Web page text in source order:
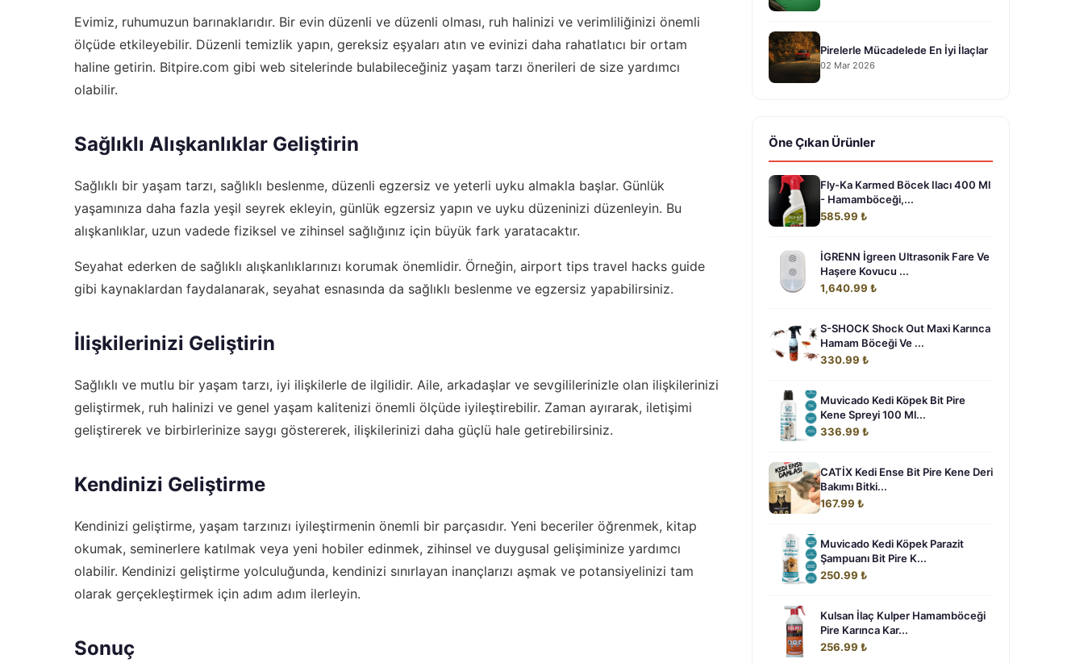
Evimiz, ruhumuzun barınaklarıdır. Bir evin düzenli ve düzenli olması, ruh halinizi ve verimliliğinizi önemli
ölçüde etkileyebilir. Düzenli temizlik yapın, gereksiz eşyaları atın ve evinizi daha rahatlatıcı bir ortam
haline getirin. Bitpire.com gibi web sitelerinde bulabileceğiniz yaşam tarzı önerileri de size yardımcı
olabilir.
Sağlıklı Alışkanlıklar Geliştirin
Sağlıklı bir yaşam tarzı, sağlıklı beslenme, düzenli egzersiz ve yeterli uyku almakla başlar. Günlük
yaşamınıza daha fazla yeşil seyrek ekleyin, günlük egzersiz yapın ve uyku düzeninizi düzenleyin. Bu
alışkanlıklar, uzun vadede fiziksel ve zihinsel sağlığınız için büyük fark yaratacaktır.
Seyahat ederken de sağlıklı alışkanlıklarınızı korumak önemlidir. Örneğin, airport tips travel hacks guide
gibi kaynaklardan faydalanarak, seyahat esnasında da sağlıklı beslenme ve egzersiz yapabilirsiniz.
İlişkilerinizi Geliştirin
Sağlıklı ve mutlu bir yaşam tarzı, iyi ilişkilerle de ilgilidir. Aile, arkadaşlar ve sevgililerinizle olan ilişkilerinizi
geliştirmek, ruh halinizi ve genel yaşam kalitenizi önemli ölçüde iyileştirebilir. Zaman ayırarak, iletişimi
geliştirerek ve birbirlerinize saygı göstererek, ilişkilerinizi daha güçlü hale getirebilirsiniz.
Kendinizi Geliştirme
Kendinizi geliştirme, yaşam tarzınızı iyileştirmenin önemli bir parçasıdır. Yeni beceriler öğrenmek, kitap
okumak, seminerlere katılmak veya yeni hobiler edinmek, zihinsel ve duygusal gelişiminize yardımcı
olabilir. Kendinizi geliştirme yolculuğunda, kendinizi sınırlayan inançlarızı aşmak ve potansiyelinizi tam
olarak gerçekleştirmek için adım adım ilerleyin.
Sonuç
Pirelerle Mücadelede En İyi İlaçlar
02 Mar 2026
Öne Çıkan Ürünler
Fly-Ka Karmed Böcek Ilacı 400 Ml
- Hamamböceği,...
585.99 ₺
İGRENN İgreen Ultrasonik Fare Ve
Haşere Kovucu ...
1,640.99 ₺
S-SHOCK Shock Out Maxi Karınca
Hamam Böceği Ve ...
330.99 ₺
Muvicado Kedi Köpek Bit Pire
Kene Spreyi 100 Ml...
336.99 ₺
CATİX Kedi Ense Bit Pire Kene Deri
Bakımı Bitki...
167.99 ₺
Muvicado Kedi Köpek Parazit
Şampuanı Bit Pire K...
250.99 ₺
Kulsan İlaç Kulper Hamamböceği
Pire Karınca Kar...
256.99 ₺